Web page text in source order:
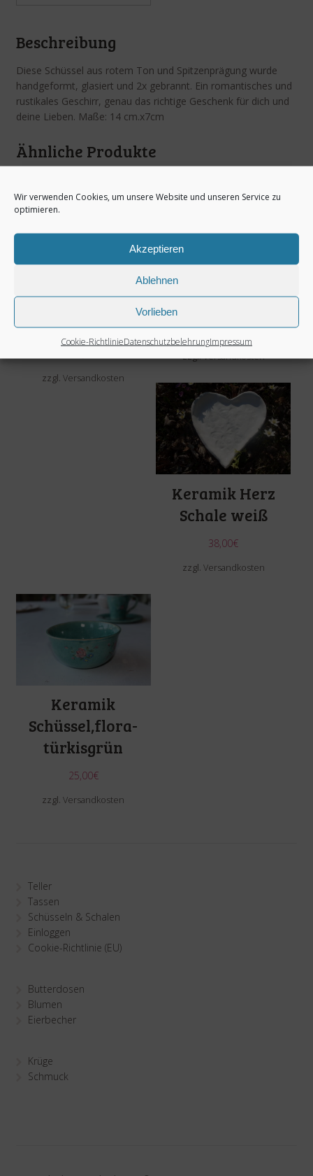
Wir verwenden Cookies, um unsere Website und unseren Service zu
optimieren.
Akzeptieren
Ablehnen
Vorlieben
Cookie-RichtlinieDatenschutzbelehrungImpressum
Beschreibung
Diese Schüssel aus rotem Ton und Spitzenprägung wurde
handgeformt, glasiert und 2x gebrannt. Ein romantisches und
rustikales Geschirr, genau das richtige Geschenk für dich und
deine Lieben. Maße: 14 cm.x7cm
Ähnliche Produkte
Schüssel-
Rosmarie
zzgl.Versandkosten
Schüssel – Romeo
Linea
35,00€
zzgl.Versandkosten
Keramik Herz
Schale weiß
38,00€
zzgl. Versandkosten
Keramik
Schüssel,flora-
türkisgrün
25,00€
zzgl.Versandkosten
Teller
Tassen
Schüsseln & Schalen
Einloggen
Cookie-Richtlinie (EU)
Butterdosen
Blumen
Eierbecher
Krüge
Schmuck